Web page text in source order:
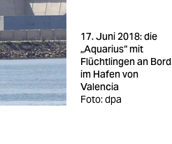
17. Juni 2018: die
„Aquarius“ mit
Flüchtlingen an Bord
im Hafen von
Valencia
Foto: dpa